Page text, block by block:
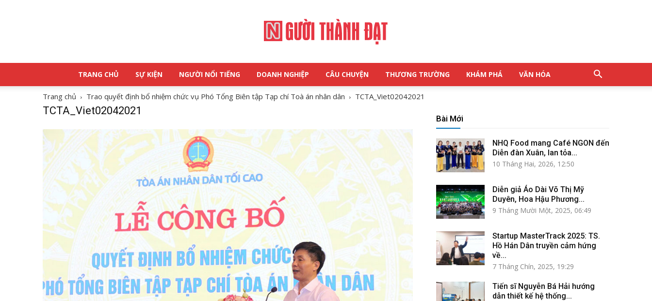
THÀNH
TRANG CHỦ SỰ KIỆN NGƯỜI NỔI TIẾNG DOANH NGHIỆP CÂU CHUYỆN THƯƠNG TRƯỜNG KHÁM PHÁ VĂN HÓA
Trang chủ Trao quyết định bổ nhiệm chức vụ Phó Tổng Biên tập Tạp chí Toà án nhân dân TCTA_Viet02042021
TCTA_Viet02042021
Bài Mới
NHQ Food mang Café NGON đến
Diễn đàn Xuân, lan tỏa...
10 Tháng Hai, 2026, 12:50
Diễn giả Áo Dài Võ Thị Mỹ
Duyên, Hoa Hậu Phương...
9 Tháng Mười Một, 2025, 06:49
Startup MasterTrack 2025: TS.
Hồ Hán Dân truyền cảm hứng
về...
7 Tháng Chín, 2025, 19:29
Tiến sĩ Nguyễn Bá Hải hướng
dẫn thiết kế hệ thống...